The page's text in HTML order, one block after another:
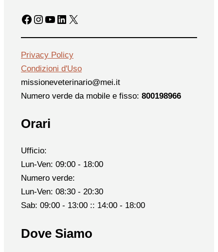
Facebook
Instagram
YouTube
LinkedIn
X
Privacy Policy
Condizioni d'Uso
missioneveterinario@mei.it
Numero verde da mobile e fisso: 800198966
Orari
Ufficio:
Lun-Ven: 09:00 - 18:00
Numero verde:
Lun-Ven: 08:30 - 20:30
Sab: 09:00 - 13:00 :: 14:00 - 18:00
Dove Siamo